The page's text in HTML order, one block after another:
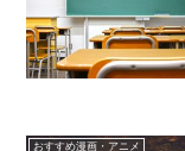
おすすめ漫画・アニメ